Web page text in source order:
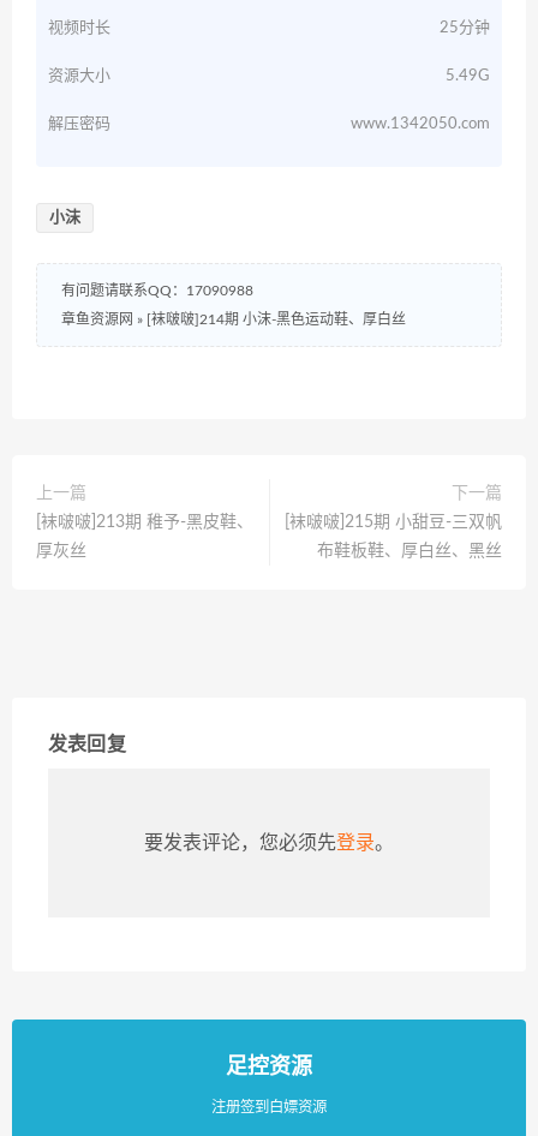
视频时长 25分钟
资源大小 5.49G
解压密码 www.1342050.com
小沫
有问题请联系QQ：17090988
章鱼资源网 » [袜啵啵]214期 小沫-黑色运动鞋、厚白丝
上一篇
[袜啵啵]213期 稚予-黑皮鞋、
厚灰丝
下一篇
[袜啵啵]215期 小甜豆-三双帆
布鞋板鞋、厚白丝、黑丝
发表回复
要发表评论，您必须先登录。
足控资源
注册签到白嫖资源